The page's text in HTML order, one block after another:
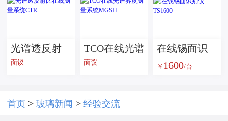
光谱透反射
比在线测量
面议
TCO在线光谱
雾度测量系
面议
在线锡面识
别仪 TS1600
￥ 1600/台
首页 > 玻璃新闻 > 经验交流